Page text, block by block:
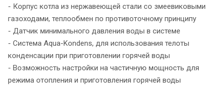
- Корпус котла из нержавеющей стали со змеевиковыми
газоходами, теплообмен по противоточному принципу
- Датчик минимального давления воды в системе
- Система Aqua-Kondens, для использования телоты
конденсации при приготовлении горячей воды
- Возможность настройки на частичную мощность для
режима отопления и приготовления горячей воды